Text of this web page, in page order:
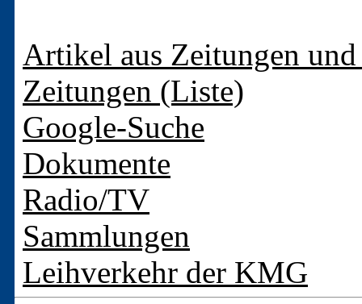
Artikel aus Zeitungen
Zeitungen (Liste)
Google-Suche
Dokumente
Radio/TV
Sammlungen
Leihverkehr der KMG